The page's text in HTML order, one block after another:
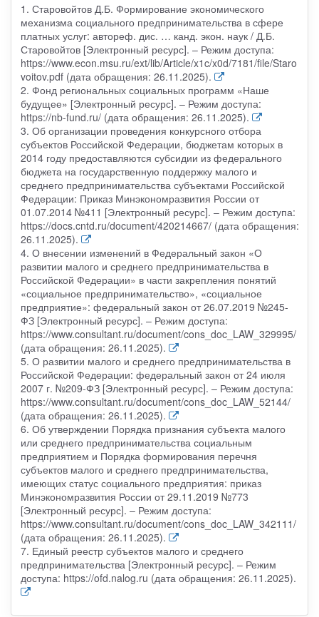
1. Старовойтов Д.Б. Формирование экономического
механизма социального предпринимательства в сфере
платных услуг: автореф. дис. … канд. экон. наук / Д.Б.
Старовойтов [Электронный ресурс]. – Режим доступа:
https://www.econ.msu.ru/ext/lib/Article/x1c/x0d/7181/file/Staro
voitov.pdf (дата обращения: 26.11.2025).
2. Фонд региональных социальных программ «Наше
будущее» [Электронный ресурс]. – Режим доступа:
https://nb-fund.ru/ (дата обращения: 26.11.2025).
3. Об организации проведения конкурсного отбора
субъектов Российской Федерации, бюджетам которых в
2014 году предоставляются субсидии из федерального
бюджета на государственную поддержку малого и
среднего предпринимательства субъектами Российской
Федерации: Приказ Минэкономразвития России от
01.07.2014 №411 [Электронный ресурс]. – Режим доступа:
https://docs.cntd.ru/document/420214667/ (дата обращения:
26.11.2025).
4. О внесении изменений в Федеральный закон «О
развитии малого и среднего предпринимательства в
Российской Федерации» в части закрепления понятий
«социальное предпринимательство», «социальное
предприятие»: федеральный закон от 26.07.2019 №245-
ФЗ [Электронный ресурс]. – Режим доступа:
https://www.consultant.ru/document/cons_doc_LAW_329995/
(дата обращения: 26.11.2025).
5. О развитии малого и среднего предпринимательства в
Российской Федерации: федеральный закон от 24 июля
2007 г. №209-ФЗ [Электронный ресурс]. – Режим доступа:
https://www.consultant.ru/document/cons_doc_LAW_52144/
(дата обращения: 26.11.2025).
6. Об утверждении Порядка признания субъекта малого
или среднего предпринимательства социальным
предприятием и Порядка формирования перечня
субъектов малого и среднего предпринимательства,
имеющих статус социального предприятия: приказ
Минэкономразвития России от 29.11.2019 №773
[Электронный ресурс]. – Режим доступа:
https://www.consultant.ru/document/cons_doc_LAW_342111/
(дата обращения: 26.11.2025).
7. Единый реестр субъектов малого и среднего
предпринимательства [Электронный ресурс]. – Режим
доступа: https://ofd.nalog.ru (дата обращения: 26.11.2025).